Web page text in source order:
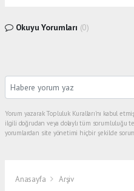
Okuyu Yorumları (0)
Yorum yazarak Topluluk Kuralları’nı kabul
ilgili doğrudan veya dolaylı tüm sorumluluğu
yorumlardan site yönetimi hiçbir şekilde
Anasayfa Arşiv